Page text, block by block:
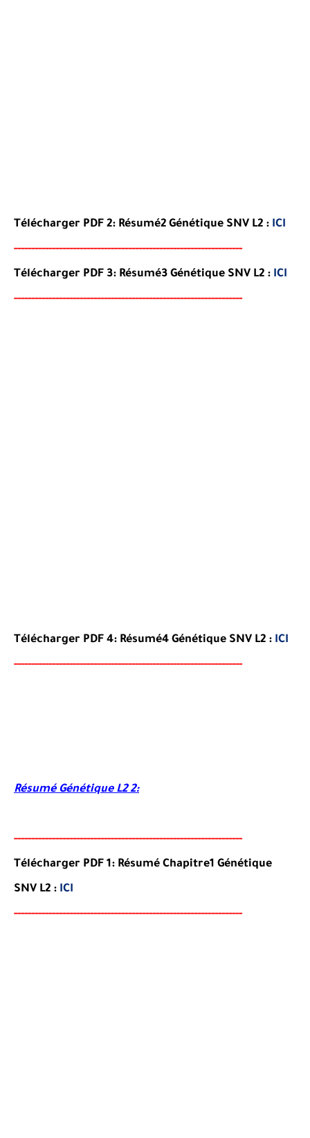
Télécharger PDF 2: Résumé2 Génétique SNV L2 : ICI
------------------------------------------------------------------
Télécharger PDF 3: Résumé3 Génétique SNV L2 : ICI
------------------------------------------------------------------
Télécharger PDF 4: Résumé4 Génétique SNV L2 : ICI
------------------------------------------------------------------
Résumé Génétique L2 2:
------------------------------------------------------------------
Télécharger PDF 1: Résumé Chapitre1 Génétique
SNV L2 : ICI
------------------------------------------------------------------